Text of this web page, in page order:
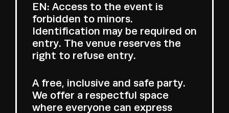
EN: Access to the event is
forbidden to minors.
Identification may be required on
entry. The venue reserves the
right to refuse entry.
A free, inclusive and safe party.
We offer a respectful space
where everyone can express